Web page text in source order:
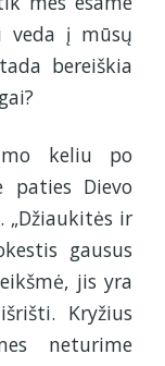
veda į mūsų
bereiškia
keliu po
paties Dievo
„Džiaukitės ir
gausus
jis yra
Kryžius
neturime